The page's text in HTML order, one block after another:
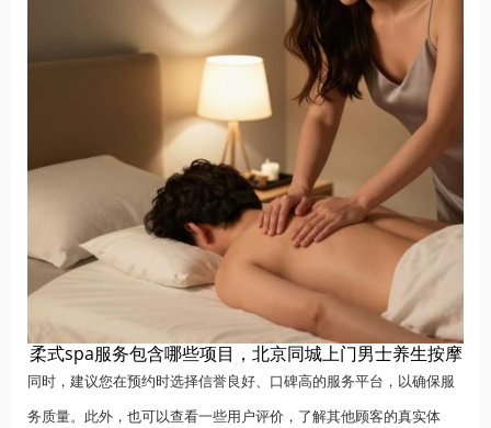
柔式spa服务包含哪些项目，北京同城上门男士养生按摩
同时，建议您在预约时选择信誉良好、口碑高的服务平台，以确保服
务质量。此外，也可以查看一些用户评价，了解其他顾客的真实体